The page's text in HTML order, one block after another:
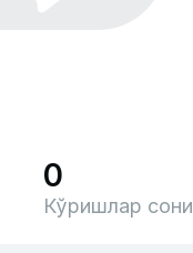
0
Кўришлар сони